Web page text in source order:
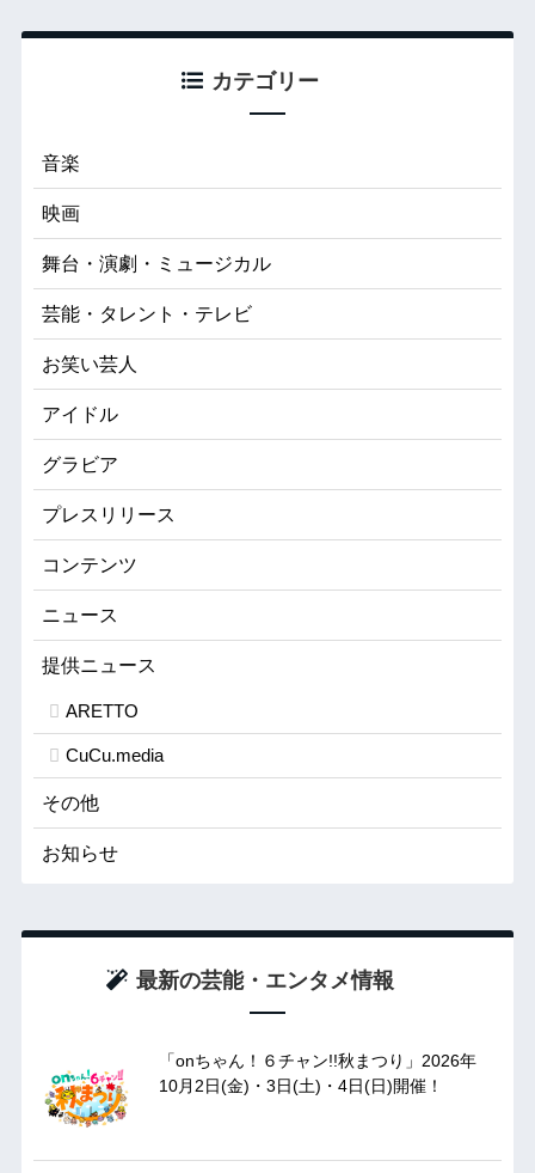
カテゴリー
音楽
映画
舞台・演劇・ミュージカル
芸能・タレント・テレビ
お笑い芸人
アイドル
グラビア
プレスリリース
コンテンツ
ニュース
提供ニュース
ARETTO
CuCu.media
その他
お知らせ
最新の芸能・エンタメ情報
「onちゃん！６チャン!!秋まつり」2026年
10月2日(金)・3日(土)・4日(日)開催！